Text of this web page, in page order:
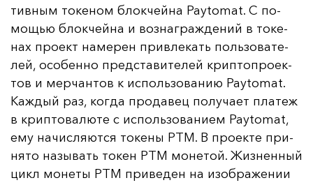
тив­ным то­ке­ном блок­чей­на Paytomat. С по­
мощью блок­чей­на и воз­наг­раж­де­ний в то­ке­
нах про­ект на­ме­рен прив­ле­кать поль­зо­ва­те­
лей, осо­бен­но пред­ста­ви­те­лей крип­топ­ро­ек­
тов и мер­чан­тов к ис­поль­зо­ва­нию Paytomat.
Каж­дый раз, ког­да про­да­вец по­лу­ча­ет пла­теж
в крип­то­ва­лю­те с ис­поль­зо­ва­ни­ем Paytomat,
ему на­чис­ля­ют­ся то­ке­ны PTM. В про­ек­те при­
ня­то на­зы­вать то­кен PTM мо­не­той. Жиз­нен­ный
цикл мо­не­ты PTM при­ве­ден на изоб­ра­же­нии